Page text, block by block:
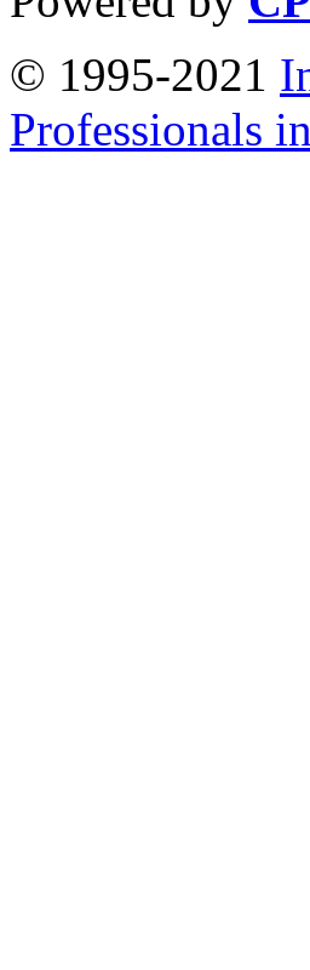
© 1995-2021
Professionals